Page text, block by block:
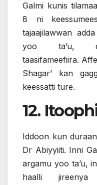
Galmi kunis
8 ni
tajaajilawwan
yoo ta’u,
taasifameefiira.
Shagar’ kan
keessatti ture.
12.
Iddoon kun
Dr Abiyyiiti. Inni
argamu yoo ta’u,
haalli jireenya